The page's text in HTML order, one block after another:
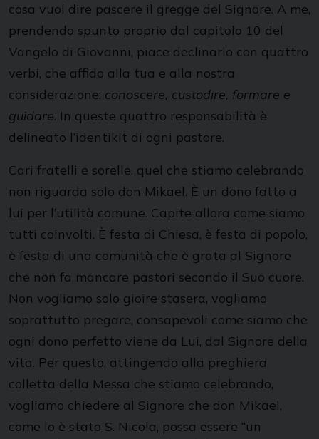
cosa vuol dire pascere il gregge del Signore. A me,
prendendo spunto proprio dal capitolo 10 del
Vangelo di Giovanni, piace declinarlo con quattro
verbi, che affido alla tua e alla nostra
considerazione: conoscere, custodire, formare e
guidare. In queste quattro responsabilità è
delineato l’identikit di ogni pastore.
Cari fratelli e sorelle, quel che stiamo celebrando
non riguarda solo don Mikael. È un dono fatto a
lui per l’utilità comune. Capite allora come siamo
tutti coinvolti. È festa di Chiesa, è festa di popolo,
è festa di una comunità che è grata al Signore
che non fa mancare pastori secondo il Suo cuore.
Non vogliamo solo gioire stasera, vogliamo
soprattutto pregare, consapevoli come siamo che
ogni dono perfetto viene da Lui, dal Signore della
vita. Per questo, attingendo alla preghiera
colletta della Messa che stiamo celebrando,
vogliamo chiedere al Signore che don Mikael,
come lo è stato S. Nicola, possa essere “un